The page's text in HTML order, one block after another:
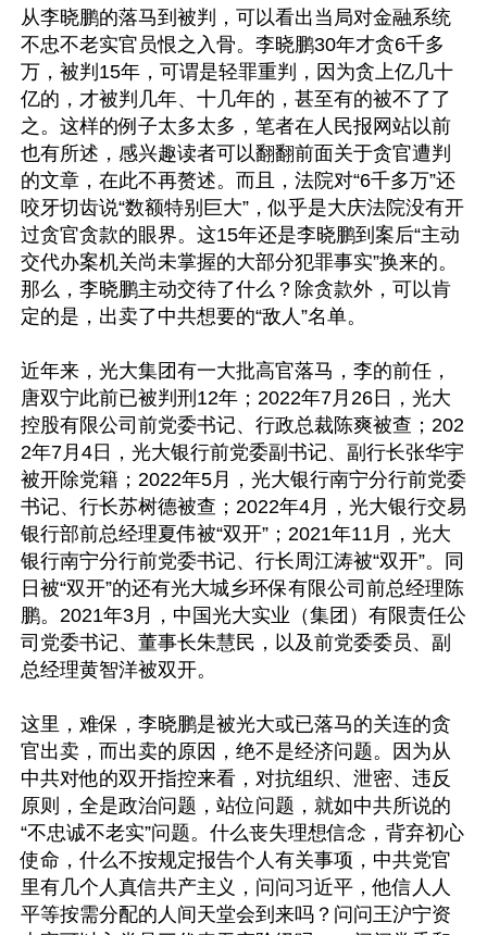
从李晓鹏的落马到被判，可以看出当局对金融系统
不忠不老实官员恨之入骨。李晓鹏30年才贪6千多
万，被判15年，可谓是轻罪重判，因为贪上亿几十
亿的，才被判几年、十几年的，甚至有的被不了了
之。这样的例子太多太多，笔者在人民报网站以前
也有所述，感兴趣读者可以翻翻前面关于贪官遭判
的文章，在此不再赘述。而且，法院对“6千多万”还
咬牙切齿说“数额特别巨大”，似乎是大庆法院没有开
过贪官贪款的眼界。这15年还是李晓鹏到案后“主动
交代办案机关尚未掌握的大部分犯罪事实”换来的。
那么，李晓鹏主动交待了什么？除贪款外，可以肯
定的是，出卖了中共想要的“敌人”名单。
近年来，光大集团有一大批高官落马，李的前任，
唐双宁此前已被判刑12年；2022年7月26日，光大
控股有限公司前党委书记、行政总裁陈爽被查；202
2年7月4日，光大银行前党委副书记、副行长张华宇
被开除党籍；2022年5月，光大银行南宁分行前党委
书记、行长苏树德被查；2022年4月，光大银行交易
银行部前总经理夏伟被“双开”；2021年11月，光大
银行南宁分行前党委书记、行长周江涛被“双开”。同
日被“双开”的还有光大城乡环保有限公司前总经理陈
鹏。2021年3月，中国光大实业（集团）有限责任公
司党委书记、董事长朱慧民，以及前党委委员、副
总经理黄智洋被双开。
这里，难保，李晓鹏是被光大或已落马的关连的贪
官出卖，而出卖的原因，绝不是经济问题。因为从
中共对他的双开指控来看，对抗组织、泄密、违反
原则，全是政治问题，站位问题，就如中共所说的
“不忠诚不老实”问题。什么丧失理想信念，背弃初心
使命，什么不按规定报告个人有关事项，中共党官
里有几个人真信共产主义，问问习近平，他信人人
平等按需分配的人间天堂会到来吗？问问王沪宁资